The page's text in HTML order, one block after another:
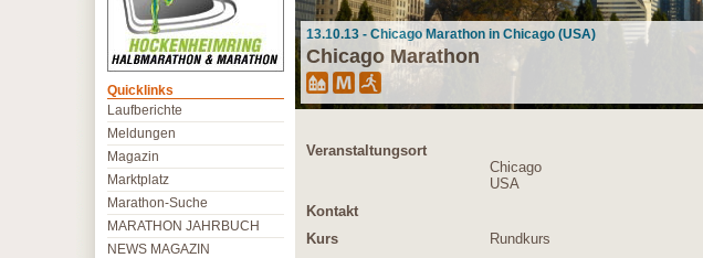
13.10.13 - Chicago Marathon in Chicago (USA)
Chicago Marathon
Veranstaltungsort
Chicago
USA
Kontakt
Kurs
Rundkurs
Quicklinks
Laufberichte
Meldungen
Magazin
Marktplatz
Marathon-Suche
MARATHON JAHRBUCH
NEWS MAGAZIN